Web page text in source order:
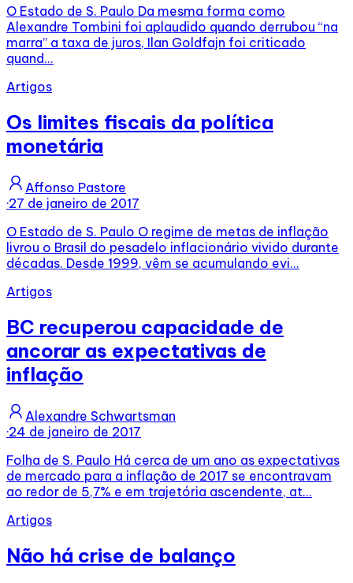
O Estado de S. Paulo Da mesma forma como
Alexandre Tombini foi aplaudido quando derrubou “na
marra” a taxa de juros, Ilan Goldfajn foi criticado
quand...
Artigos
Os limites fiscais da política
monetária
Affonso Pastore
·27 de janeiro de 2017
O Estado de S. Paulo O regime de metas de inflação
livrou o Brasil do pesadelo inflacionário vivido durante
décadas. Desde 1999, vêm se acumulando evi...
Artigos
BC recuperou capacidade de
ancorar as expectativas de
inflação
Alexandre Schwartsman
·24 de janeiro de 2017
Folha de S. Paulo Há cerca de um ano as expectativas
de mercado para a inflação de 2017 se encontravam
ao redor de 5,7% e em trajetória ascendente, at...
Artigos
Não há crise de balanço